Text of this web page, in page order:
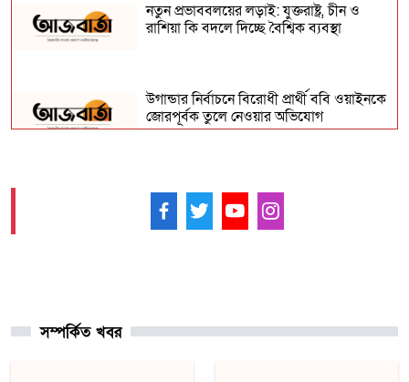
নতুন প্রভাববলয়ের লড়াই: যুক্তরাষ্ট্র, চীন ও
রাশিয়া কি বদলে দিচ্ছে বৈশ্বিক ব্যবস্থা
উগান্ডার নির্বাচনে বিরোধী প্রার্থী ববি ওয়াইনকে
জোরপূর্বক তুলে নেওয়ার অভিযোগ
বিহারে সড়ক দুর্ঘটনায় সপ্তম শ্রেণির ছাত্র নিহত,
সাহায্যের বদলে মাছ লুট
সম্পর্কিত খবর